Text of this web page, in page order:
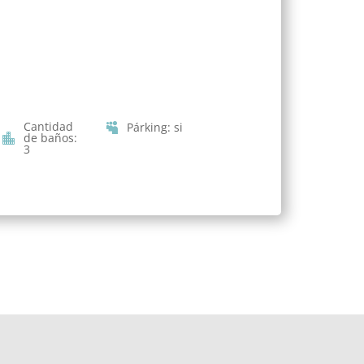
Cantidad
de baños:
3
Párking:si